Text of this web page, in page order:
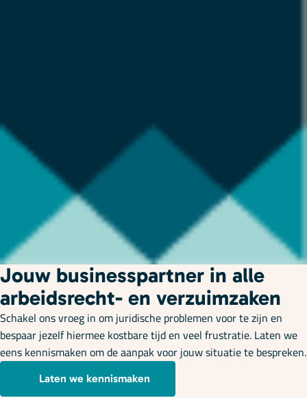
Jouw businesspartner in alle
arbeidsrecht- en verzuimzaken
Schakel ons vroeg in om juridische problemen voor te zijn en
bespaar jezelf hiermee kostbare tijd en veel frustratie. Laten we
eens kennismaken om de aanpak voor jouw situatie te bespreken.
Laten we kennismaken